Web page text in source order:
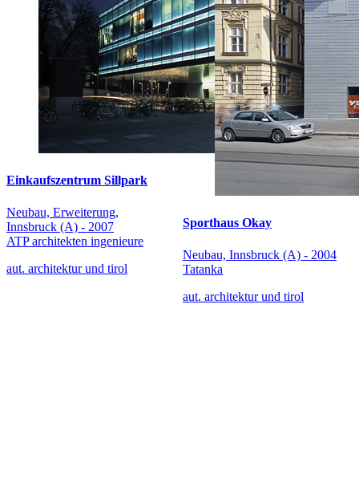
Einkaufszentrum Sillpark
Neubau, Erweiterung,
Innsbruck (A) - 2007
ATP architekten ingenieure
aut. architektur und tirol
Sporthaus Okay
Neubau, Innsbruck (A) - 2004
Tatanka
aut. architektur und tirol